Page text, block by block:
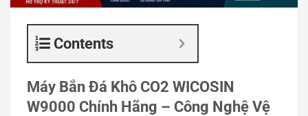
Contents
Máy Bắn Đá Khô CO2 WICOSIN
W9000 Chính Hãng – Công Nghệ Vệ